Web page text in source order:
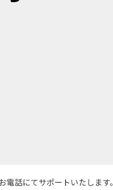
話にてサポートいたします。